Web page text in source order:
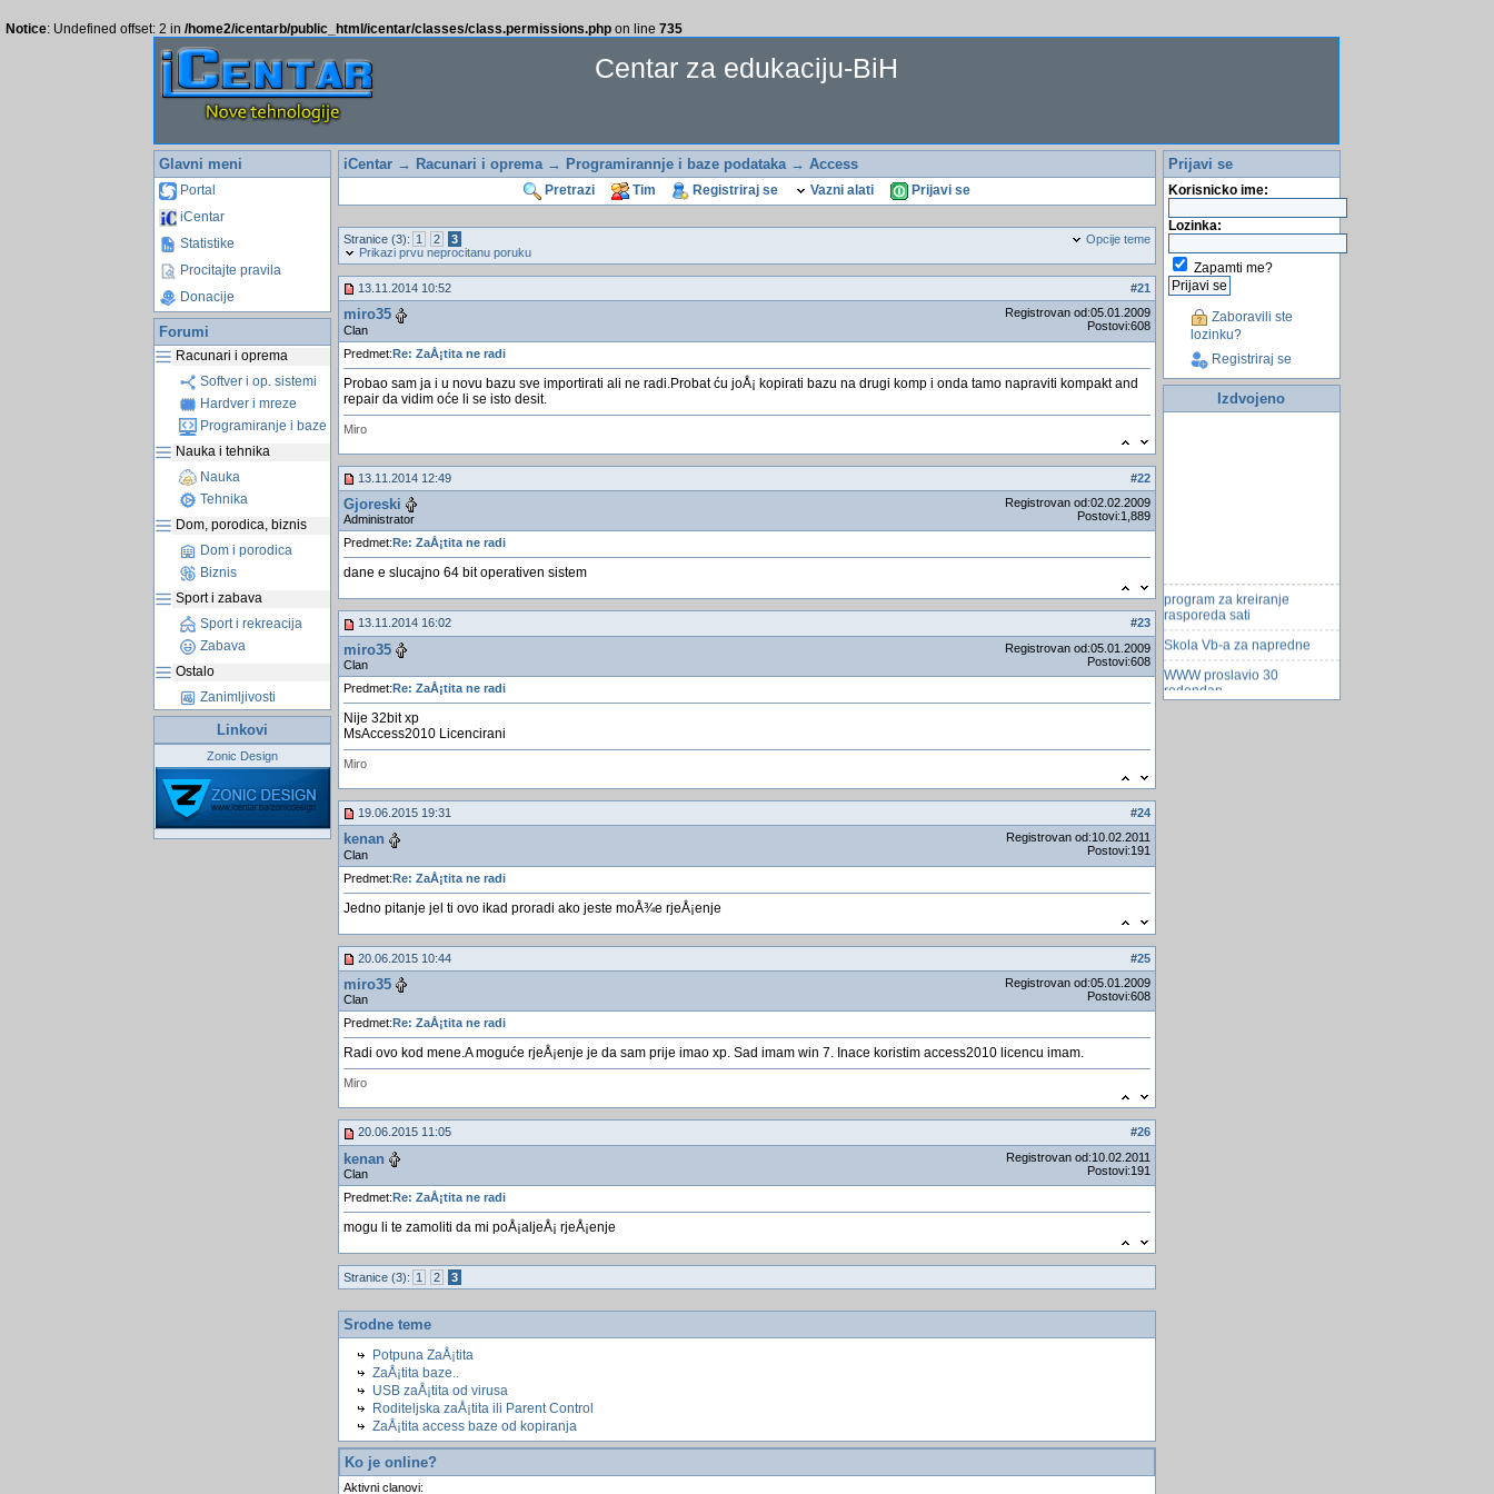
Notice: Undefined offset: 2 in /home2/icentarb/public_html/icentar/classes/class.permissions.php on line 735
Centar za edukaciju-BiH
Glavni meni
Portal
iCentar
Statistike
Procitajte pravila
Donacije
Forumi
Racunari i oprema
Softver i op. sistemi
Hardver i mreze
Programiranje i baze
Nauka i tehnika
Nauka
Tehnika
Dom, porodica, biznis
Dom i porodica
Biznis
Sport i zabava
Sport i rekreacija
Zabava
Ostalo
Zanimljivosti
Linkovi
Zonic Design
iCentar→ Racunari i oprema→ Programirannje i baze podataka→ Access
Pretrazi Tim Registriraj se Vazni alati Prijavi se
Opcije teme
Stranice (3): 1 2
3
Prikazi prvu neprocitanu poruku
#21
13.11.2014 10:52
miro35
Clan
Registrovan od:05.01.2009
Postovi:608
Predmet:Re: ZaÅ¡tita ne radi
Probao sam ja i u novu bazu sve importirati ali ne radi.Probat ću joÅ¡ kopirati bazu na drugi komp i onda tamo napraviti kompakt and
repair da vidim oće li se isto desit.
Miro
#22
13.11.2014 12:49
Gjoreski
Administrator
Registrovan od:02.02.2009
Postovi:1,889
Predmet: Re: ZaÅ¡tita ne radi
dane e slucajno 64 bit operativen sistem
#23
13.11.2014 16:02
miro35
Clan
Registrovan od:05.01.2009
Postovi:608
Predmet:Re: ZaÅ¡tita ne radi
Nije 32bit xp
MsAccess2010 Licencirani
Miro
#24
19.06.2015 19:31
kenan
Clan
Registrovan od:10.02.2011
Postovi:191
Predmet:Re: ZaÅ¡tita ne radi
Jedno pitanje jel ti ovo ikad proradi ako jeste moÅ¾e rjeÅ¡enje
#25
20.06.2015 10:44
miro35
Clan
Registrovan od:05.01.2009
Postovi:608
Predmet: Re: ZaÅ¡tita ne radi
Radi ovo kod mene.A moguće rjeÅ¡enje je da sam prije imao xp. Sad imam win 7. Inace koristim access2010 licencu imam.
Miro
#26
20.06.2015 11:05
kenan
Clan
Registrovan od:10.02.2011
Postovi:191
Predmet:Re: ZaÅ¡tita ne radi
mogu li te zamoliti da mi poÅ¡aljeÅ¡ rjeÅ¡enje
Stranice (3): 1 2 3
Srodne teme
Potpuna ZaÅ¡tita
ZaÅ¡tita baze..
USB zaÅ¡tita od virusa
Roditeljska zaÅ¡tita ili Parent Control
ZaÅ¡tita access baze od kopiranja
Ko je online?
Aktivni clanovi:
Prijavi se
Korisnicko ime:
Lozinka:
Zapamti me?
Zaboravili ste
lozinku?
Registriraj se
Izdvojeno
program za kreiranje
rasporeda sati
Skola Vb-a za napredne
WWW proslavio 30
rodendan